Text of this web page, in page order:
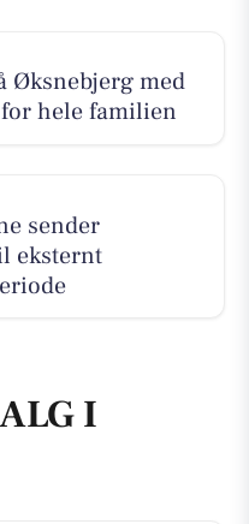
Øksnebjerg med
hele familien
sender
eksternt
I